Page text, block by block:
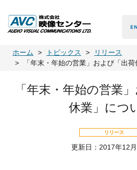
ホーム トピックス
リリース
「年末・年始の営業」および「出
「年末・年始の営業
休業」につ
リリース
更新日：2017年12